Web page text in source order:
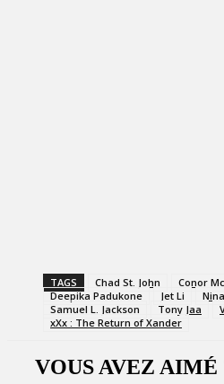
TAGS Chad St. John Conor
Deepika Padukone
Jet Li
Samuel L. Jackson
Tony Jaa
xXx : The Return of Xander
VOUS AVEZ AIMÉ